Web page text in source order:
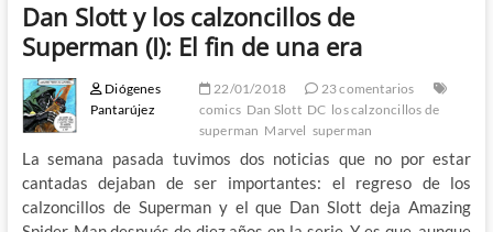
Dan Slott y los calzoncillos de
Superman (I): El fin de una era
Diógenes
Pantarújez
22/01/2018
23 comentarios
comics Dan Slott DC los calzoncillos de
superman Marvel superman
La semana pasada tuvimos dos noticias que no por estar
cantadas dejaban de ser importantes: el regreso de los
calzoncillos de Superman y el que Dan Slott deja Amazing